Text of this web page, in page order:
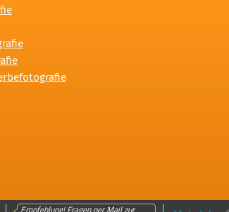
Empfehlung! Fragen per Mail zur